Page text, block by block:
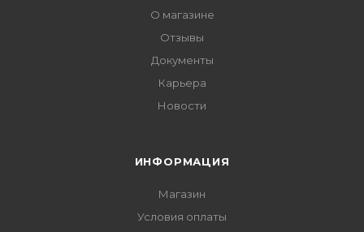
О магазине
Отзывы
Документы
Карьера
Новости
ИНФОРМАЦИЯ
Магазин
Условия оплаты